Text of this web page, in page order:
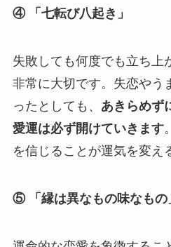
④ 「七転び八起き」
失敗しても何度でも立ち上
非常に大切です。失恋やう
ったとしても、 あきらめず
愛運は必ず開けていきます
を信じることが運気を変え
⑤ 「縁は異なもの味なもの